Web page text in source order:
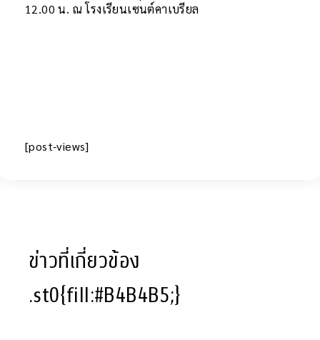
12.00 น. ณ โรงเรียนเซนต์คาเบรียล
[post-views]
ข่าวที่เกี่ยวข้อง
.st0{fill:#B4B4B5;}